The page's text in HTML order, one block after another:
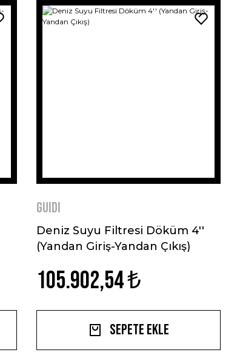
GUIDI
Deniz Suyu Filtresi Döküm 4''
(Yandan Giriş-Yandan Çıkış)
105.902,54 ₺
Sepete Ekle